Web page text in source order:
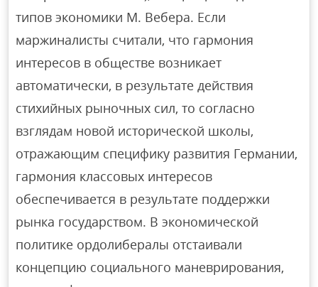
типов экономики М. Вебера. Если
маржиналисты считали, что гармония
интересов в обществе возникает
автоматически, в результате действия
стихийных рыночных сил, то согласно
взглядам новой исторической школы,
отражающим специфику развития Германии,
гармония классовых интересов
обеспечивается в результате поддержки
рынка государством. В экономической
политике ордолибералы отстаивали
концепцию социального маневрирования,